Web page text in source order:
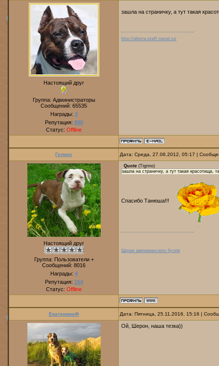
Настоящий друг
Группа: Администраторы
Сообщений: 65535
Награды: 3
Репутация: 890
Статус: Offline
зашла на страничку, а тут такая
http://alterra-staff.narod.ru/
Гелиос Дата: Среда, 27.06.2012, 05:17 |
Настоящий друг
Группа: Пользователи +
Сообщений: 8016
Награды: 4
Репутация: 154
Статус: Offline
Quote (Tigrino)
зашла на страничку, а тут такая красотища,
Спасибо Танюша!!!
Щенки американского булли
ЕкатеринаФ Дата: Пятница, 25.11.2016, 15:16 |
Ой, Шерон, наша тезка))